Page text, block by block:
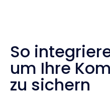
So
um Ihre
zu sichern